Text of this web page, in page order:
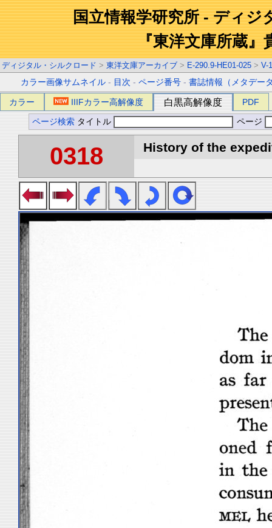
国立情報学研究所 - ディジ
『東洋文庫所蔵』
ディジタル・シルクロード > 東洋文庫アーカイブ > E-290.9-HE01-025 > V-1
カラー画像サムネイル - 目次 -ページ番号 -書誌情報（メタデー
カラー IIIFカラー高解像度 白黒高解像度 PDF
ページ検索 タイトル ページ
0318 History of the